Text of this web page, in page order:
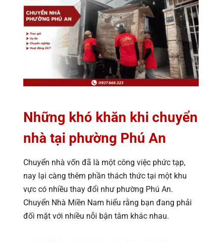
Những khó khăn khi chuyển
nhà tại phường Phú An
Chuyển nhà vốn đã là một công việc phức tạp,
nay lại càng thêm phần thách thức tại một khu
vực có nhiều thay đổi như phường Phú An.
Chuyển Nhà Miền Nam hiểu rằng bạn đang phải
đối mặt với nhiều nỗi bận tâm khác nhau.